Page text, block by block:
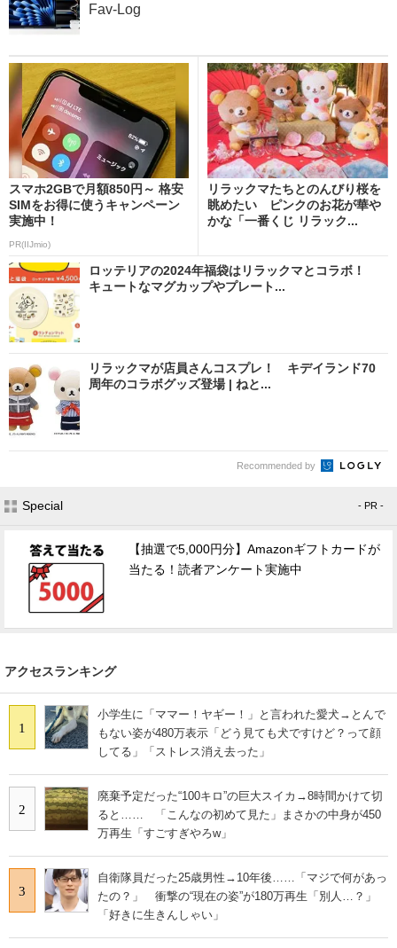
Fav-Log
スマホ2GBで月額850円～ 格安
SIMをお得に使うキャンペーン
実施中！
PR(IIJmio)
リラックマたちとのんびり桜を
眺めたい ピンクのお花が華や
かな「一番くじ リラック...
ロッテリアの2024年福袋はリラックマとコラボ！
キュートなマグカップやプレート...
リラックマが店員さんコスプレ！ キデイランド70
周年のコラボグッズ登場 | ねと...
Recommended by
Special - PR -
【抽選で5,000円分】Amazonギフトカードが
当たる！読者アンケート実施中
アクセスランキング
1
小学生に「ママー！ヤギー！」と言われた愛犬→とんで
もない姿が480万表示「どう見ても犬ですけど？って顔
してる」「ストレス消え去った」
2
廃棄予定だった“100キロ”の巨大スイカ→8時間かけて切
ると…… 「こんなの初めて見た」まさかの中身が450
万再生「すごすぎやろw」
3
自衛隊員だった25歳男性→10年後……「マジで何があっ
たの？」 衝撃の“現在の姿”が180万再生「別人…？」
「好きに生きんしゃい」